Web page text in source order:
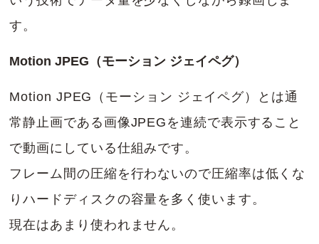
す。
Motion JPEG（モーション ジェイペグ）
Motion JPEG（モーション ジェイペグ）とは通
常静止画である画像JPEGを連続で表示すること
で動画にしている仕組みです。
フレーム間の圧縮を行わないので圧縮率は低くな
りハードディスクの容量を多く使います。
現在はあまり使われません。